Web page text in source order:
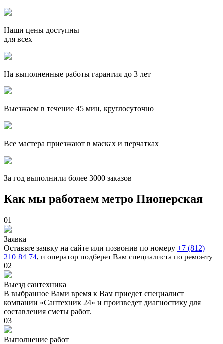
Наши цены доступны
для всех
На выполненные работы гарантия до 3 лет
Выезжаем в течение 45 мин, круглосуточно
Все мастера приезжают в масках и перчатках
За год выполнили более 3000 заказов
Как мы работаем метро Пионерская
01
Заявка
Оставьте заявку на сайте или позвонив по номеру +7 (812)
210-84-74, и оператор подберет Вам специалиста по ремонту
02
Выезд сантехника
В выбранное Вами время к Вам приедет специалист
компании «Сантехник 24» и произведет диагностику для
составления сметы работ.
03
Выполнение работ